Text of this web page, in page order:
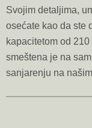
Svojim detaljima,
osećate kao da ste
kapacitetom od
smeštena je na
sanjarenju na